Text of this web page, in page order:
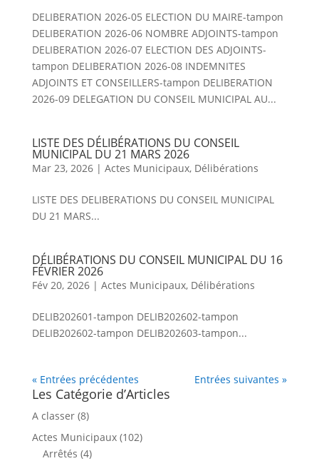
DELIBERATION 2026-05 ELECTION DU MAIRE-tampon
DELIBERATION 2026-06 NOMBRE ADJOINTS-tampon
DELIBERATION 2026-07 ELECTION DES ADJOINTS-
tampon DELIBERATION 2026-08 INDEMNITES
ADJOINTS ET CONSEILLERS-tampon DELIBERATION
2026-09 DELEGATION DU CONSEIL MUNICIPAL AU...
LISTE DES DÉLIBÉRATIONS DU CONSEIL
MUNICIPAL DU 21 MARS 2026
Mar 23, 2026| Actes Municipaux, Délibérations
LISTE DES DELIBERATIONS DU CONSEIL MUNICIPAL
DU 21 MARS...
DÉLIBÉRATIONS DU CONSEIL MUNICIPAL DU 16
FÉVRIER 2026
Fév 20, 2026| Actes Municipaux, Délibérations
DELIB202601-tampon DELIB202602-tampon
DELIB202602-tampon DELIB202603-tampon...
« Entrées précédentes Entrées suivantes »
Les Catégorie d’Articles
A classer(8)
Actes Municipaux(102)
Arrêtés (4)